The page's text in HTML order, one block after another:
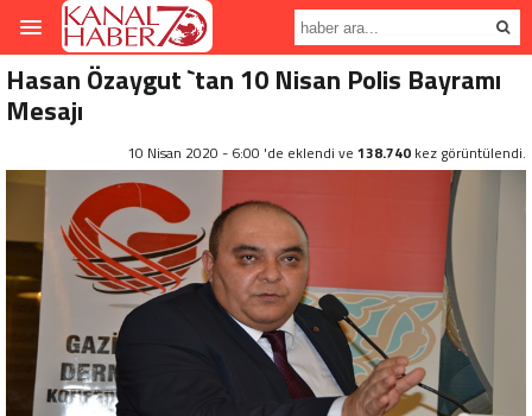
Hasan Özaygut `tan 10 Nisan Polis Bayramı
Mesajı
10 Nisan 2020 - 6:00 'de eklendi ve 138.740 kez görüntülendi.